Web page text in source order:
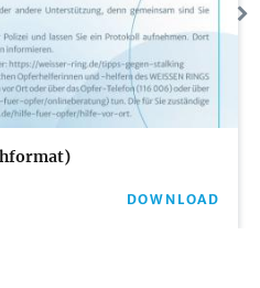
DOWNLOAD